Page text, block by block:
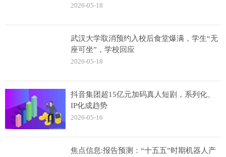
2026-05-18
武汉大学取消预约入校后食堂爆满，学生“无
座可坐”，学校回应
2026-05-18
抖音集团超15亿元加码真人短剧，系列化、
IP化成趋势
2026-05-16
焦点信息:报告预测：“十五五”时期机器人产